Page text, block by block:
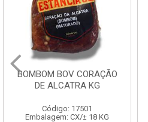
BOMBOM BOV CORAÇÃO
DE ALCATRA KG
Código: 17501
Embalagem: CX/± 18 KG